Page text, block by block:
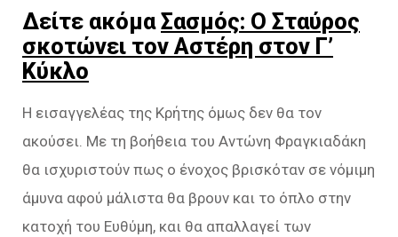
Δείτε ακόμαΣασμός: Ο Σταύρος
σκοτώνει τον Αστέρη στον Γ’
Κύκλο
Η εισαγγελέας της Κρήτης όμως δεν θα τον
ακούσει. Με τη βοήθεια του Αντώνη Φραγκιαδάκη
θα ισχυριστούν πως ο ένοχος βρισκόταν σε νόμιμη
άμυνα αφού μάλιστα θα βρουν και το όπλο στην
κατοχή του Ευθύμη, και θα απαλλαγεί των